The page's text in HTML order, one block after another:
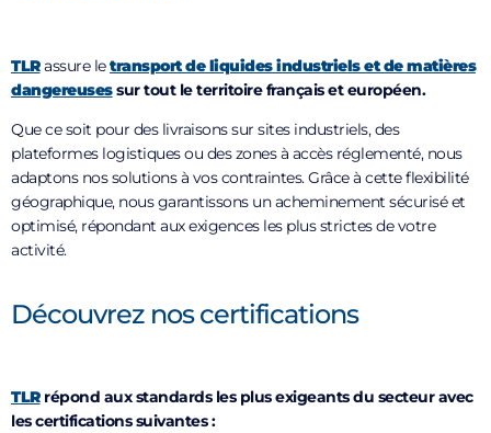
TLRassure letransport de liquides industriels et de matières
dangereusessur tout le territoire français et européen.
Que ce soit pour des livraisons sur sites industriels, des
plateformes logistiques ou des zones à accès réglementé, nous
adaptons nos solutions à vos contraintes. Grâce à cette flexibilité
géographique, nous garantissons un acheminement sécurisé et
optimisé, répondant aux exigences les plus strictes de votre
activité.
Découvrez nos certifications
TLRrépond aux standards les plus exigeants du secteur avec
les certifications suivantes :